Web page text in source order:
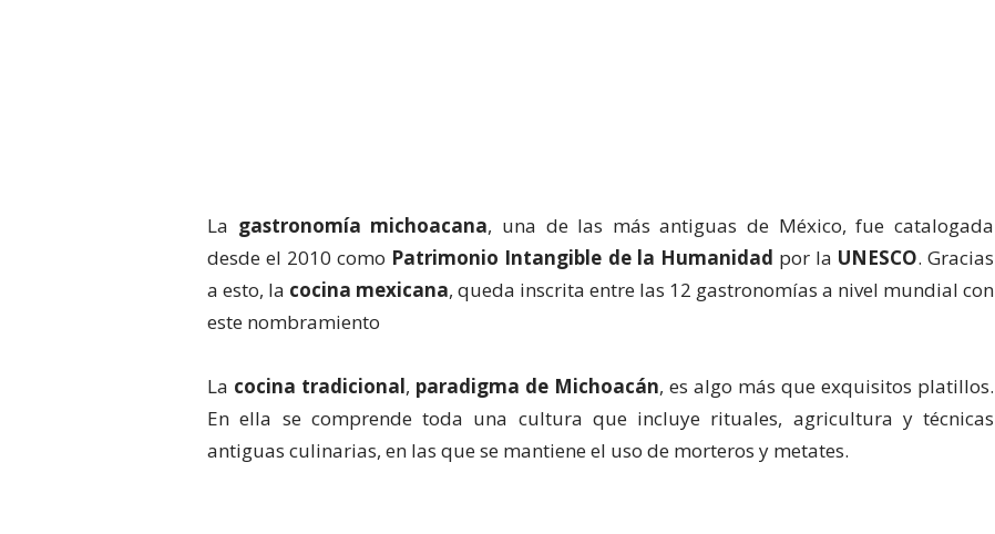
La gastronomía michoacana, una de las más antiguas de México, fue catalogada
desde el 2010 como Patrimonio Intangible de la Humanidad por la UNESCO. Gracias
a esto, la cocina mexicana, queda inscrita entre las 12 gastronomías a nivel mundial con
este nombramiento
La cocina tradicional, paradigma de Michoacán, es algo más que exquisitos platillos.
En ella se comprende toda una cultura que incluye rituales, agricultura y técnicas
antiguas culinarias, en las que se mantiene el uso de morteros y metates.